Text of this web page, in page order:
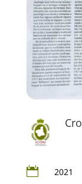
 2021